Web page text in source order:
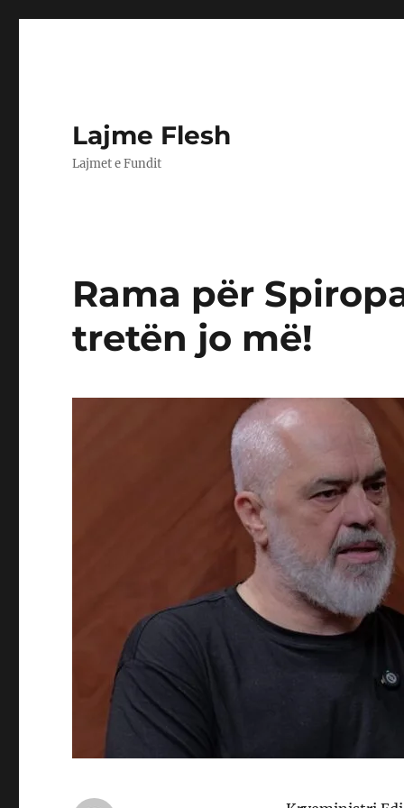
Lajme Flesh
Lajmet e Fundit
Rama për
tretën jo më!